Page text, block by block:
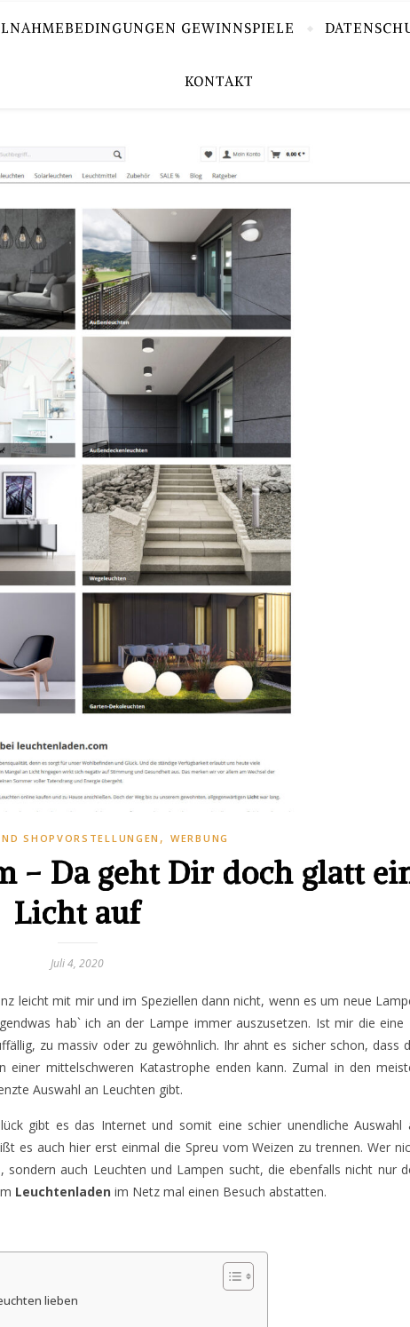
GEWINNSPIELE
KONTAKT
SHOPVORSTELLUNGEN ,WERBUNG
– Da geht Dir doch glatt
Licht auf
Juli 4, 2020
leicht mit mir und im Speziellen dann nicht, wenn es um neue
hab` ich an der Lampe immer auszusetzen. Ist mir die eine
zu massiv oder zu gewöhnlich. Ihr ahnt es sicher schon, dass
einer mittelschweren Katastrophe enden kann. Zumal in den
Auswahl an Leuchten gibt.
gibt es das Internet und somit eine schier unendliche Auswahl
es auch hier erst einmal die Spreu vom Weizen zu trennen. Wer
auch Leuchten und Lampen sucht, die ebenfalls nicht nur
Leuchtenladen im Netz mal einen Besuch abstatten.
lieben